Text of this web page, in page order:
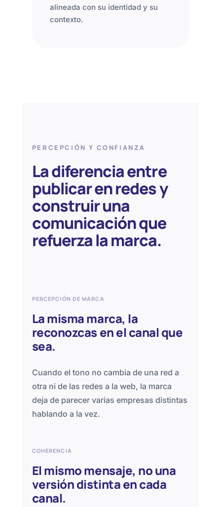
alineada con su identidad y su
contexto.
PERCEPCIÓN Y CONFIANZA
La diferencia entre
publicar en redes y
construir una
comunicación que
refuerza la marca.
PERCEPCIÓN DE MARCA
La misma marca, la
reconozcas en el canal que
sea.
Cuando el tono no cambia de una red a
otra ni de las redes a la web, la marca
deja de parecer varias empresas distintas
hablando a la vez.
COHERENCIA
El mismo mensaje, no una
versión distinta en cada
canal.